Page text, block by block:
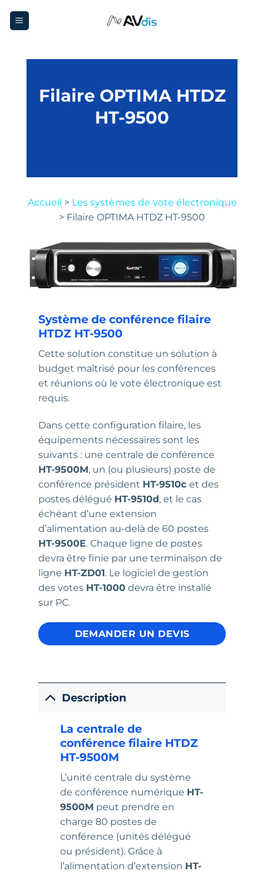
Filaire OPTIMA HTDZ
HT-9500
Accueil > Les systèmes de vote électronique
> Filaire OPTIMA HTDZ HT-9500
Système de conférence filaire
HTDZ HT-9500
Cette solution constitue un solution à
budget maîtrisé pour les conférences
et réunions où le vote électronique est
requis.
Dans cette configuration filaire, les
équipements nécessaires sont les
suivants : une centrale de conférence
HT-9500M, un (ou plusieurs) poste de
conférence président HT-9510c et des
postes délégué HT-9510d, et le cas
échéant d’une extension
d’alimentation au-delà de 60 postes
HT-9500E. Chaque ligne de postes
devra être finie par une terminaison de
ligne HT-ZD01. Le logiciel de gestion
des votes HT-1000 devra être installé
sur PC.
DEMANDER UN DEVIS
Description
La centrale de
conférence filaire HTDZ
HT-9500M
L’unité centrale du système
de conférence numérique HT-
9500M peut prendre en
charge 80 postes de
conférence (unités délégué
ou président). Grâce à
l’alimentation d’extension HT-